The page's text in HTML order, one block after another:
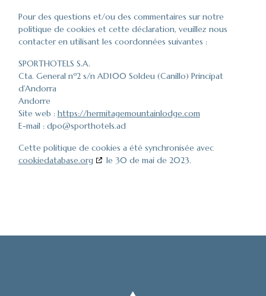
Pour des questions et/ou des commentaires sur notre
politique de cookies et cette déclaration, veuillez nous
contacter en utilisant les coordonnées suivantes :
SPORTHOTELS S.A.
Cta. General nº2 s/n AD100 Soldeu (Canillo) Principat
d’Andorra
Andorre
Site web : https://hermitagemountainlodge.com
E-mail : dpo@sporthotels.ad
Cette politique de cookies a été synchronisée avec
cookiedatabase.org
le 30 de mai de 2023.